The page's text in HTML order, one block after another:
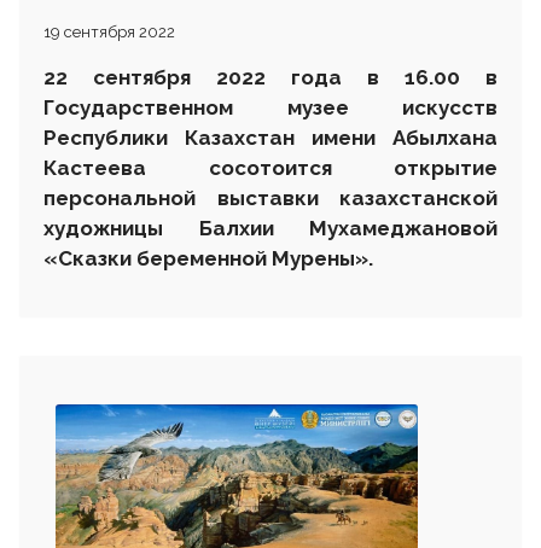
19 сентября 2022
22 сентября 2022 года в 16.00 в
Государственном музее искусств
Республики Казахстан имени Абылхана
Кастеева сосотоится открытие
персональной выставки казахстанской
художницы Балхии Мухамеджановой
«Сказки беременной Мурены».